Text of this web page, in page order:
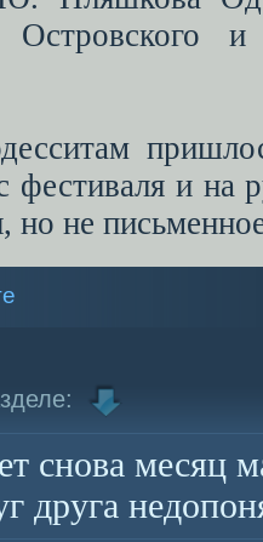
и
фестиваля и на
но не
снова
друга